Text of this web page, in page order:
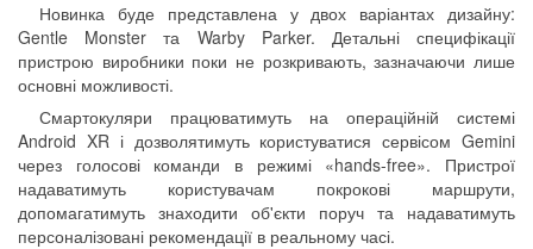
Новинка буде представлена у двох варіантах дизайну:
Gentle Monster та Warby Parker. Детальні специфікації
пристрою виробники поки не розкривають, зазначаючи лише
основні можливості.
Смартокуляри працюватимуть на операційній системі
Android XR і дозволятимуть користуватися сервісом Gemini
через голосові команди в режимі «hands-free». Пристрої
надаватимуть користувачам покрокові маршрути,
допомагатимуть знаходити об'єкти поруч та надаватимуть
персоналізовані рекомендації в реальному часі.